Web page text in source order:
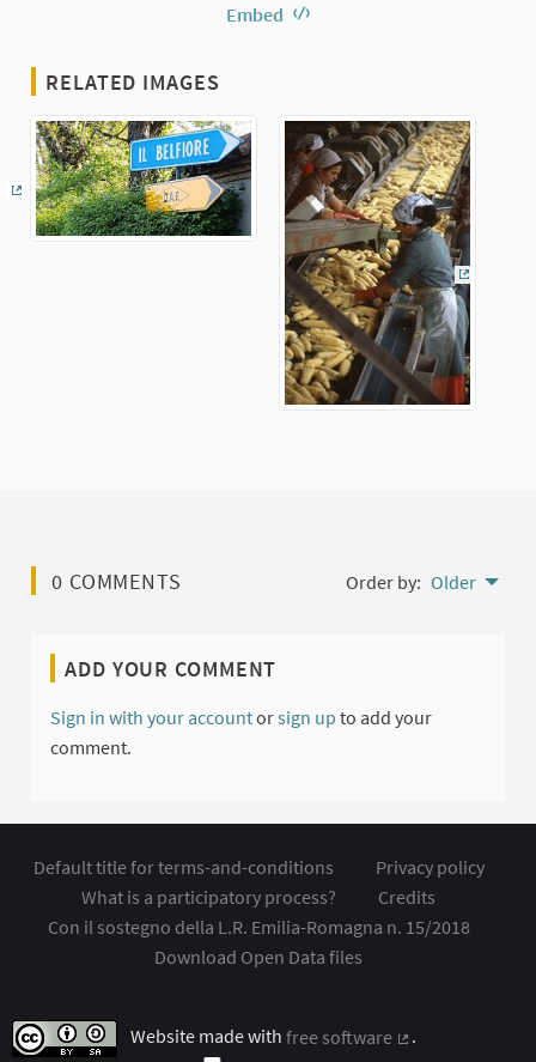
Embed
RELATED IMAGES
(External link)
0 COMMENTS Order by: Older
ADD YOUR COMMENT
Sign in with your accountorsign up to add your
comment.
Default title for terms-and-conditions
Privacy policy
What is a participatory process?
Credits
Con il sostegno della L.R. Emilia-Romagna n. 15/2018
Download Open Data files
Website made with free software
.